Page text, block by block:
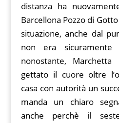
distanza ha
Barcellona Pozzo di
situazione, anche dal
non era
nonostante,
gettato il cuore oltre
casa con autorità un
manda un chiaro
anche perchè il